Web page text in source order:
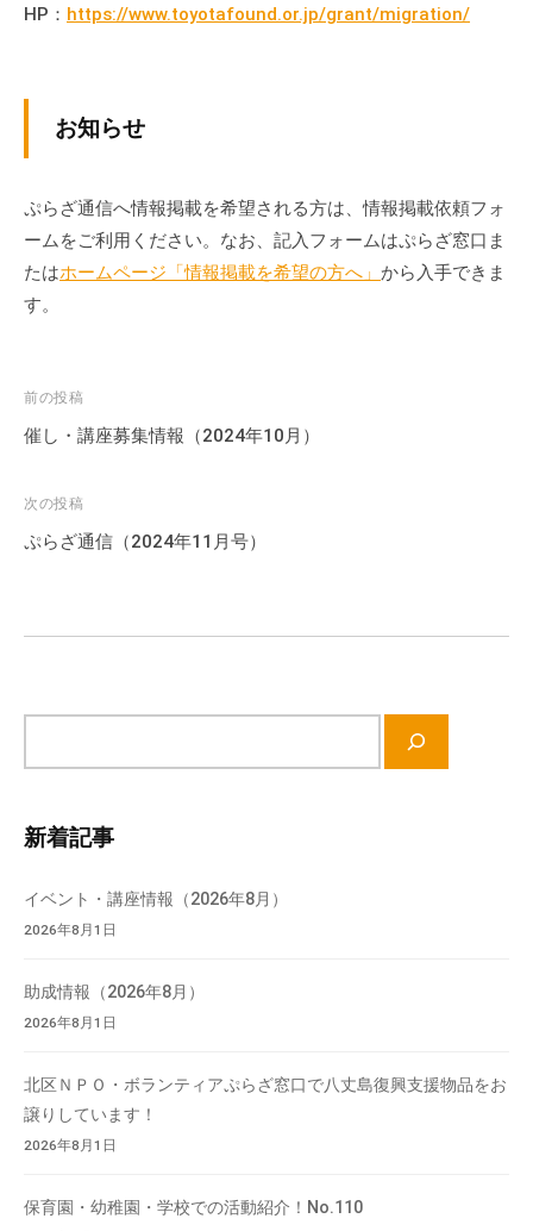
HP： https://www.toyotafound.or.jp/grant/migration/
お知らせ
ぷらざ通信へ情報掲載を希望される方は、情報掲載依頼フォ
ームをご利用ください。なお、記入フォームはぷらざ窓口ま
たはホームページ「情報掲載を希望の方へ」 から入手できま
す。
投
稿
ビ
ゲ
ョ
前の投稿
催し・講座募集情報（2024年10月）
次の投稿
ぷらざ通信（2024年11月号）
検
新着記事
イベント・講座情報（2026年8月）
2026年8月1日
助成情報（2026年8月）
2026年8月1日
北区ＮＰＯ・ボランティアぷらざ窓口で八丈島復興支援物品をお
譲りしています！
2026年8月1日
保育園・幼稚園・学校での活動紹介！No.110